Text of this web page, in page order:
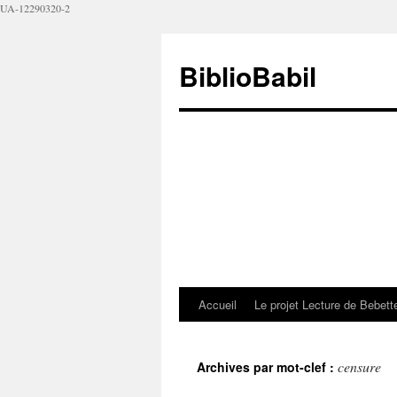
UA-12290320-2
BiblioBabil
Accueil Le projet Lecture de
Archives par mot-clef : censure